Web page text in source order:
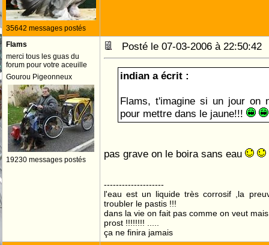
35642 messages postés
Flams
merci tous les guas du
forum pour votre aceuille
Gourou Pigeonneux
19230 messages postés
Posté le 07-03-2006 à
indian a écrit :
Flams, t'imagine si un jour on
pour mettre dans le jaune!!!
pas grave on le boira sans eau
--------------------
l'eau est un liquide très corrosif ,la
troubler le pastis !!!
dans la vie on fait pas comme on veut
prost !!!!!!!! .....
ça ne finira jamais